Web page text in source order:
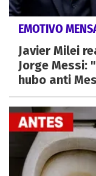
EMOTIVO
Javier Milei
Jorge Messi:
hubo anti